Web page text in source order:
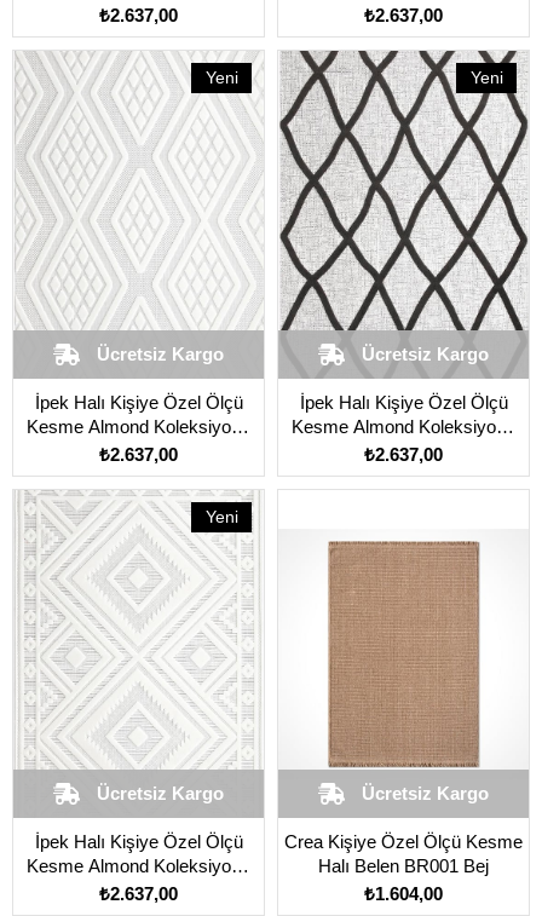
11405 Gri
₺2.637,00
11406 Beyaz
₺2.637,00
İpek Halı Kişiye Özel Ölçü
Kesme Almond Koleksiyonu
11407 Beyaz
₺2.637,00
Ücretsiz Kargo
Yeni
Ürün
İpek Halı Kişiye Özel Ölçü
Kesme Almond Koleksiyonu
11414 Gri
₺2.637,00
Ücretsiz Kargo
Yeni
Ürün
İpek Halı Kişiye Özel Ölçü
Kesme Almond Koleksiyonu
11415 Beyaz
₺2.637,00
Ücretsiz Kargo
Yeni
Ürün
Crea Kişiye Özel Ölçü Kesme
Halı Belen BR001 Bej
₺1.604,00
Ücretsiz Kargo